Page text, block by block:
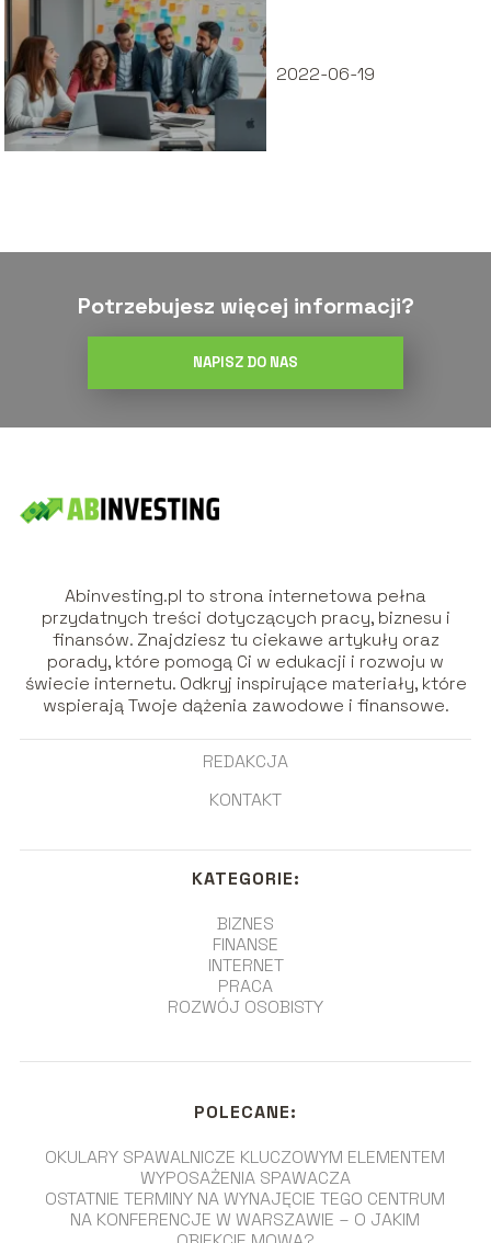
2022-06-19
Potrzebujesz więcej informacji?
NAPISZ DO NAS
Abinvesting.pl to strona internetowa pełna
przydatnych treści dotyczących pracy, biznesu i
finansów. Znajdziesz tu ciekawe artykuły oraz
porady, które pomogą Ci w edukacji i rozwoju w
świecie internetu. Odkryj inspirujące materiały, które
wspierają Twoje dążenia zawodowe i finansowe.
REDAKCJA
KONTAKT
KATEGORIE:
BIZNES
FINANSE
INTERNET
PRACA
ROZWÓJ OSOBISTY
POLECANE:
OKULARY SPAWALNICZE KLUCZOWYM ELEMENTEM
WYPOSAŻENIA SPAWACZA
OSTATNIE TERMINY NA WYNAJĘCIE TEGO CENTRUM
NA KONFERENCJE W WARSZAWIE – O JAKIM